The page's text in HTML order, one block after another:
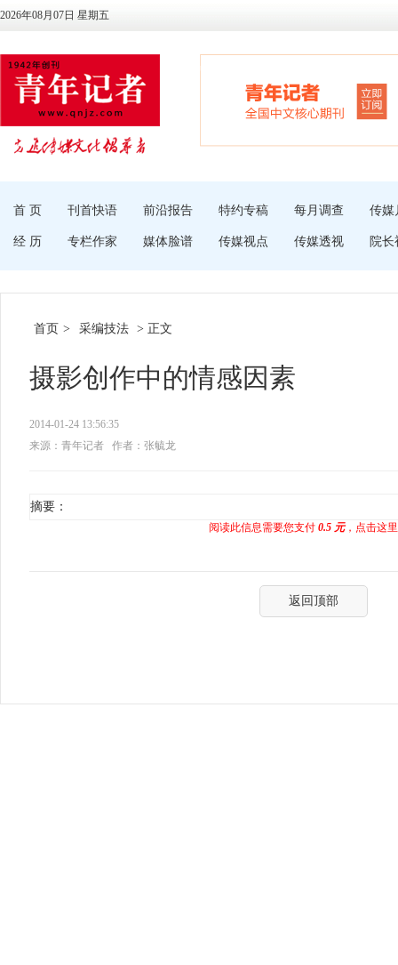
2026年08月07日 星期五
首 页 刊首快语 前沿报告 特约专稿 每月调查 传媒
经 历 专栏作家 媒体脸谱 传媒视点 传媒透视 院长
首页 > 采编技法 > 正文
摄影创作中的情感因素
2014-01-24 13:56:35
来源：青年记者
作者：张毓龙
摘要：
阅读此信息需要您支付 0.5 元，点击这
返回顶部